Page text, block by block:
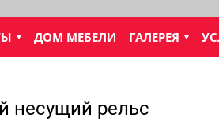
ДОМ МЕБЕЛИ ГАЛЕРЕЯ
несущий рельс